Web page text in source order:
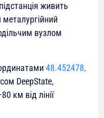
живить
вузлом
48.452478,
DeepState,
км від лінії